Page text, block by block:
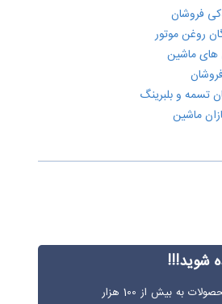
فروشان
روغن موتور
های ماشین
تسمه و بلبرینگ
ماشین
شوید!!!
معرفی محصولات به بیش از 100 هزار